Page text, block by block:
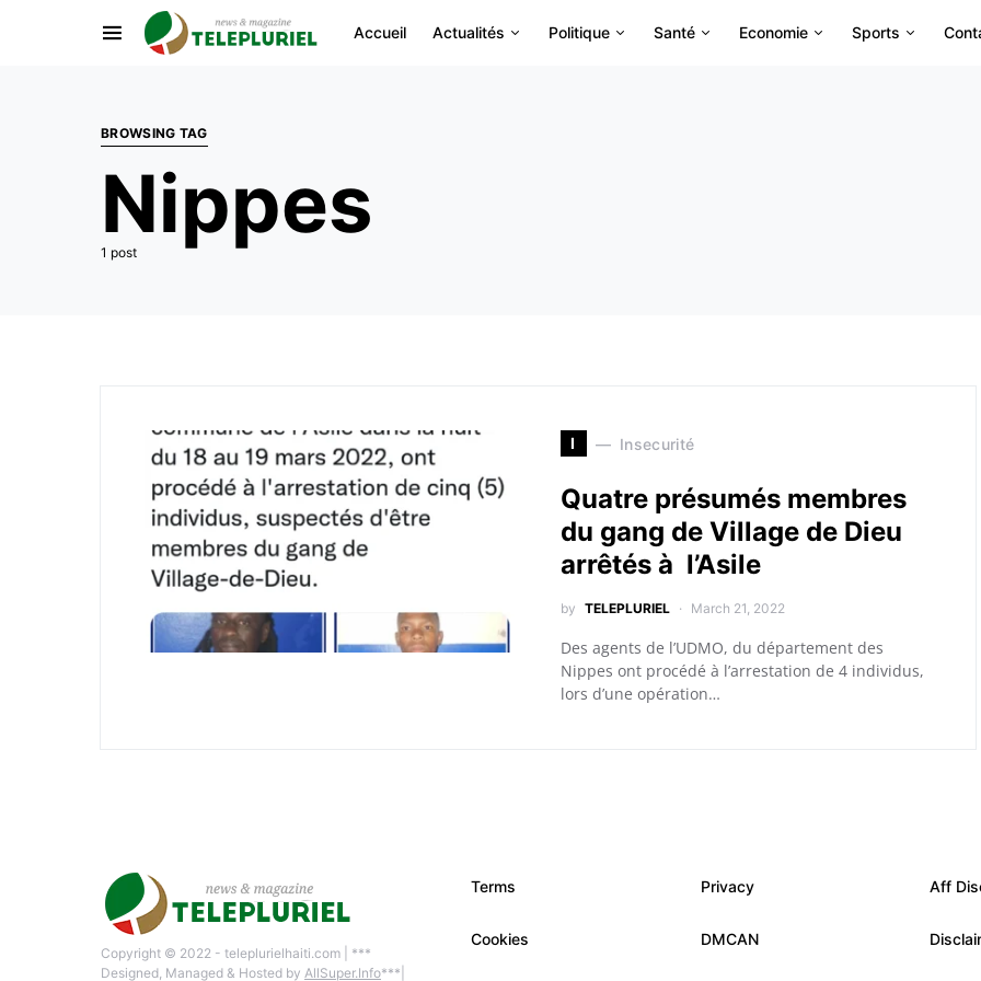
Accueil Actualités Politique Santé Economie Sports
BROWSING TAG
Nippes
1 post
I Insecurité
Quatre présumés membres
du gang de Village de Dieu
arrêtés à l’Asile
by TELEPLURIEL March 21, 2022
Des agents de l’UDMO, du département des
Nippes ont procédé à l’arrestation de 4 individus,
lors d’une opération…
Copyright © 2022 - teleplurielhaiti.com | ***
Designed, Managed & Hosted by AllSuper.Info***|
Terms Privacy Aff
Cookies DMCAN